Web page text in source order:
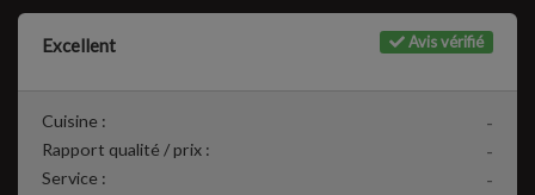
Avis vérifié
Excellent
-
Cuisine :
-
Rapport qualité / prix :
-
Service :